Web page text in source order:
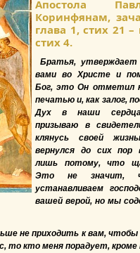
Апостола
Коринфянам,
глава 1, стих 21 –
стих 4.
Братья,
вами во Христе и
Бог, это Он отметил
печатью и, как залог,
Дух в наши
призываю в
клянусь своей
вернулся до сих пор
лишь потому, что
Это не значит,
устанавливаем
вашей верой, но мы
не приходить к вам, чтобы
то кто меня порадует,